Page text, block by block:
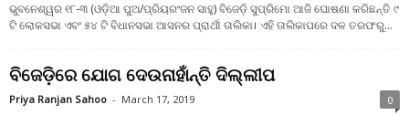
ଭୁବନେଶ୍ୱର ୧୮-୩ (ଓଡ଼ିଆ ପୁଅ/ପ୍ରିୟରଂଜନ ସାହୁ) ବିଜେଡ଼ି ସୁପ୍ରିମୋ ଆଜି ଘୋଷଣା କରିଛନ୍ତି ୯
ଟି ଲୋକସଭା ଏବଂ ୫୪ ଟି ବିଧାନସଭା ଆସନର ପ୍ରାର୍ଥୀ ତାଲିକା। ଏହି ତାଲିକାପରେ ଦଳ ତରଫରୁ...
ବିଜେଡ଼ିରେ ଯୋଗ ଦେଉନାହାଁନ୍ତି ଦିଲ୍ଲୀପ
Priya Ranjan Sahoo - March 17, 2019 0